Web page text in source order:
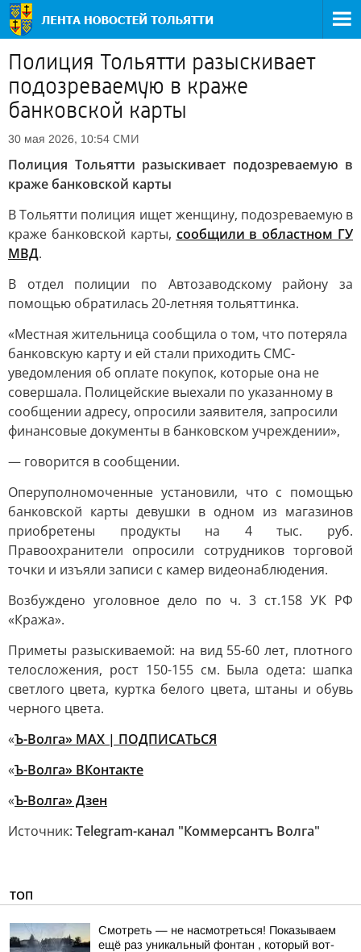
Полиция Тольятти разыскивает
подозреваемую в краже
банковской карты
30 мая 2026, 10:54 СМИ
Полиция Тольятти разыскивает подозреваемую в
краже банковской карты
В Тольятти полиция ищет женщину, подозреваемую в
краже банковской карты, сообщили в областном ГУ
МВД.
В отдел полиции по Автозаводскому району за
помощью обратилась 20-летняя тольяттинка.
«Местная жительница сообщила о том, что потеряла
банковскую карту и ей стали приходить СМС-
уведомления об оплате покупок, которые она не
совершала. Полицейские выехали по указанному в
сообщении адресу, опросили заявителя, запросили
финансовые документы в банковском учреждении»,
— говорится в сообщении.
Оперуполномоченные установили, что с помощью
банковской карты девушки в одном из магазинов
приобретены продукты на 4 тыс. руб.
Правоохранители опросили сотрудников торговой
точки и изъяли записи с камер видеонаблюдения.
Возбуждено уголовное дело по ч. 3 ст.158 УК РФ
«Кража».
Приметы разыскиваемой: на вид 55-60 лет, плотного
телосложения, рост 150-155 см. Была одета: шапка
светлого цвета, куртка белого цвета, штаны и обувь
черного цвета.
«Ъ-Волга» МАХ | ПОДПИСАТЬСЯ
«Ъ-Волга» ВКонтакте
«Ъ-Волга» Дзен
Источник: Telegram-канал "Коммерсантъ Волга"
ТОП
Смотреть — не насмотреться! Показываем
ещё раз уникальный фонтан , который вот-